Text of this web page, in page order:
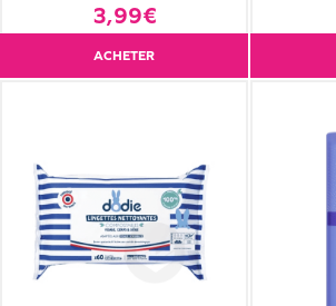
3,99€
ACHETER